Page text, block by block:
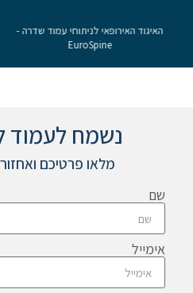
האיגוד האירופאי לניתוחי עמוד שדרה -
EuroSpine
נשמח לעמוד
מלאו פרטיכם
שם
אימייל